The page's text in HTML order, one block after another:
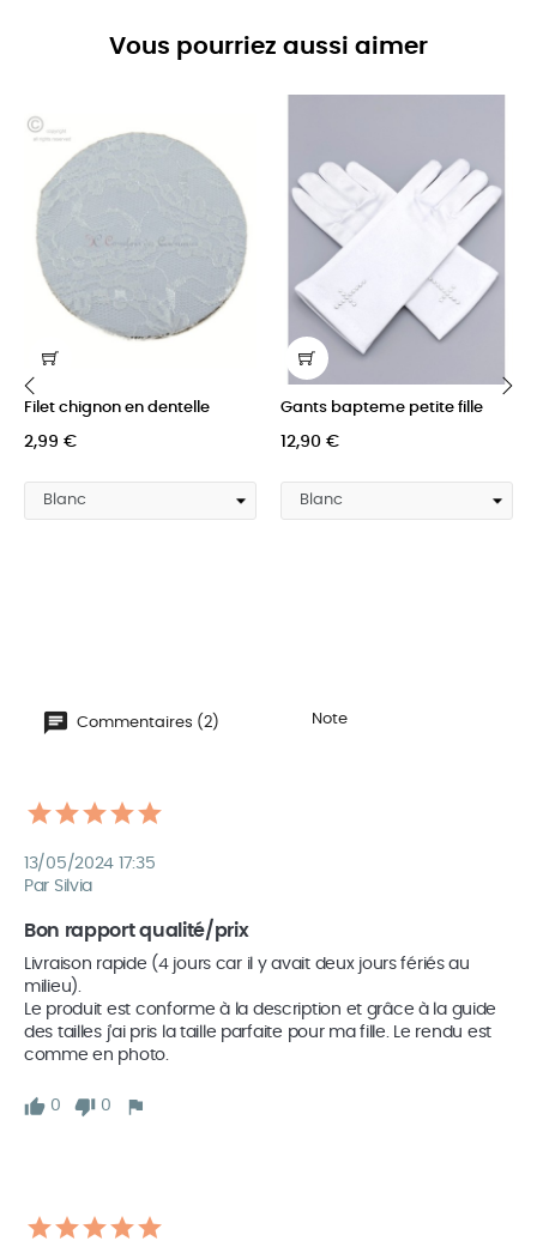
Vous pourriez aussi aimer
Filet chignon en dentelle
2,99 €
Gants bapteme petite fille
12,90 €
‹
Commentaires (2) Note
13/05/2024 17:35
Par Silvia
Bon rapport qualité/prix
Livraison rapide (4 jours car il y avait deux jours fériés au
milieu).
Le produit est conforme à la description et grâce à la guide
des tailles j'ai pris la taille parfaite pour ma fille. Le rendu est
comme en photo.
0 0